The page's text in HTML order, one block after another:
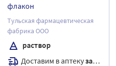
флакон
Тульская фармацевтическая
фабрика ООО
раствор
Доставим в аптекузавтра